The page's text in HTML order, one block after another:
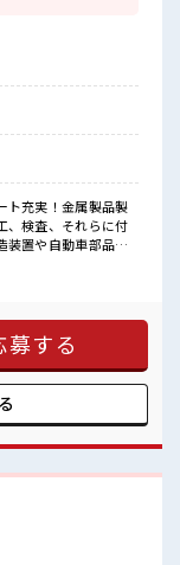
です！
う！
ト充実！金属製品製
、検査、それらに付
装置や自動車部品に
末を使用している砥
抜でなければOKで
あるので、 毎日の
≫ 新しいことにチ
働く環境が整ってい
指していきましょ
まず気軽に相談でき
室で楽しくランチ♪
が多いあなたにもぴ
募する